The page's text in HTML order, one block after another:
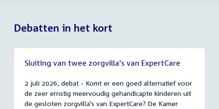
Debatten in het kort
Sluiting van twee zorgvilla's van ExpertCare
2 juli 2026, debat - Komt er een goed alternatief voor
de zeer ernstig meervoudig gehandicapte kinderen uit
de gesloten zorgvilla's van ExpertCare? De Kamer